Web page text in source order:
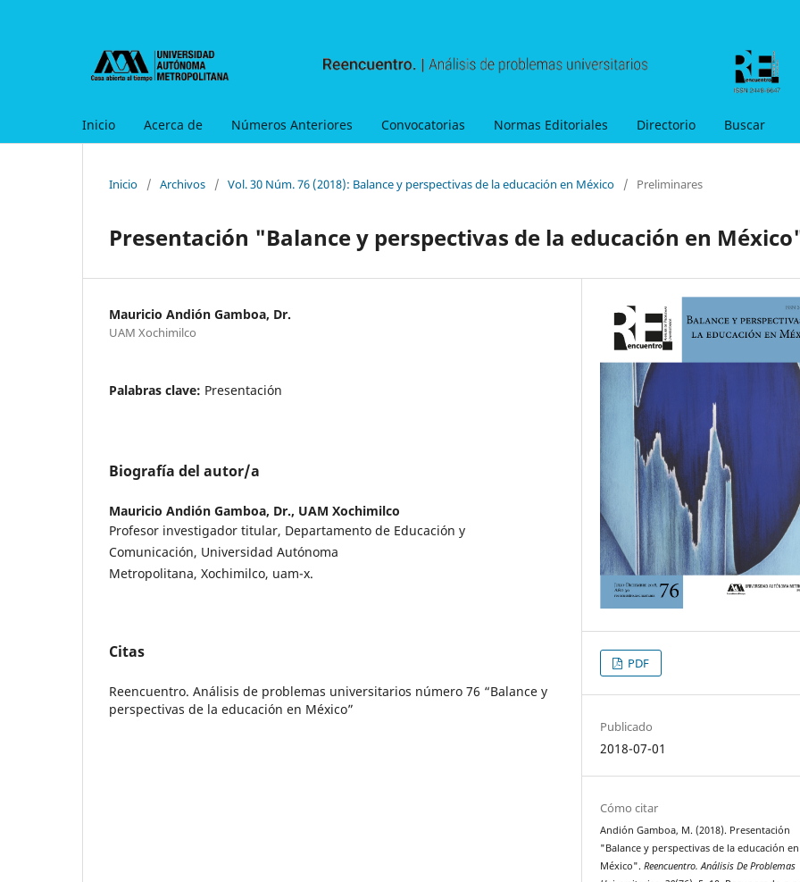
Inicio Acerca de Números Anteriores Convocatorias Normas Editoriales Directorio Buscar
Inicio / Archivos / Vol. 30 Núm. 76 (2018): Balance y perspectivas de la educación en México / Preliminares
Presentación "Balance y perspectivas de la educación en
Mauricio Andión Gamboa, Dr.
UAM Xochimilco
Palabras clave: Presentación
Biografía del autor/a
Mauricio Andión Gamboa, Dr., UAM Xochimilco
Profesor investigador titular, Departamento de Educación y
Comunicación, Universidad Autónoma
Metropolitana, Xochimilco, uam-x.
Citas
Reencuentro. Análisis de problemas universitarios número 76 “Balance y
perspectivas de la educación en México”
PDF
Publicado
2018-07-01
Cómo citar
Andión Gamboa, M. (2018). Presentación
"Balance y perspectivas de la educación en
México".Reencuentro. Análisis De Problemas